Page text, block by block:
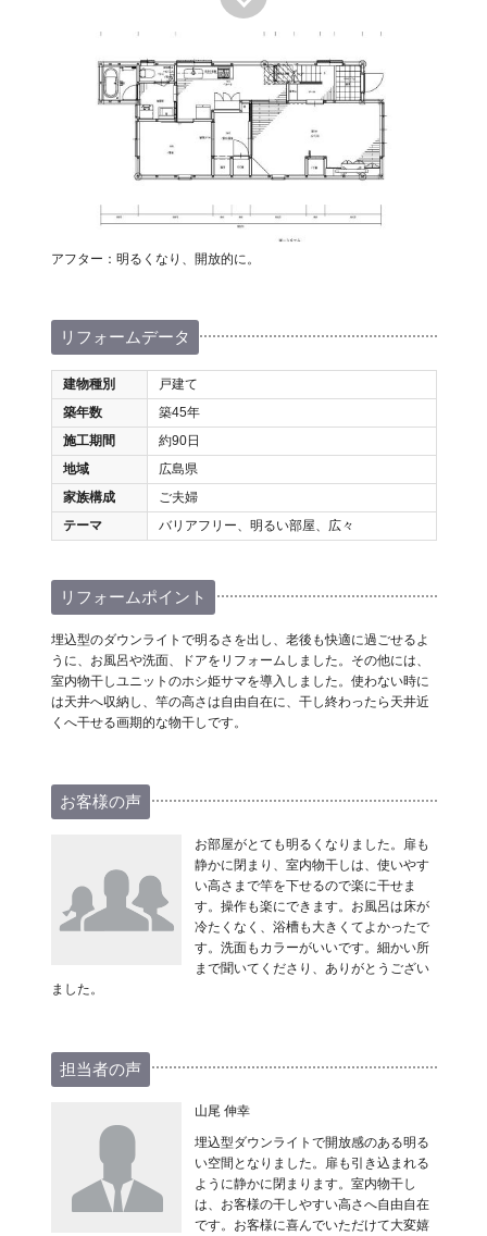
アフター：明るくなり、開放的に。
リフォームデータ
建物種別
戸建て
築年数
築45年
施工期間
約90日
地域
広島県
家族構成
ご夫婦
テーマ
バリアフリー、明るい部屋、広々
リフォームポイント
埋込型のダウンライトで明るさを出し、老後も快適に過ごせるよ
うに、お風呂や洗面、ドアをリフォームしました。その他には、
室内物干しユニットのホシ姫サマを導入しました。使わない時に
は天井へ収納し、竿の高さは自由自在に、干し終わったら天井近
くへ干せる画期的な物干しです。
お客様の声
お部屋がとても明るくなりました。扉も
静かに閉まり、室内物干しは、使いやす
い高さまで竿を下せるので楽に干せま
す。操作も楽にできます。お風呂は床が
冷たくなく、浴槽も大きくてよかったで
す。洗面もカラーがいいです。細かい所
まで聞いてくださり、ありがとうござい
ました。
担当者の声
山尾 伸幸
埋込型ダウンライトで開放感のある明る
い空間となりました。扉も引き込まれる
ように静かに閉まります。室内物干し
は、お客様の干しやすい高さへ自由自在
です。お客様に喜んでいただけて大変嬉